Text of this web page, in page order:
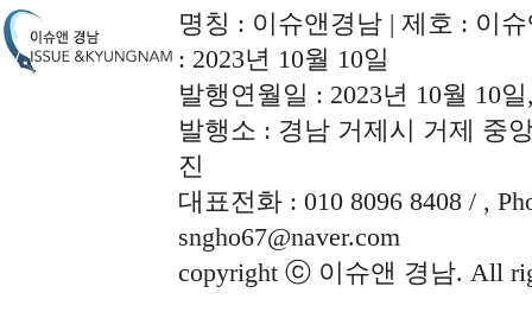
명칭 : 이슈앤경남 | 제호 : 이
: 2023년 10월 10일
발행연월일 : 2023년 10월 10
발행소 : 경남 거제시 거제 중
진
대표전화 : 010 8096 8408 / ,
sngho67@naver.com
copyright ⓒ 이슈앤 경남. All